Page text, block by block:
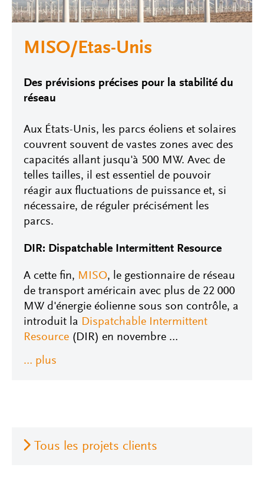
MISO/Etas-Unis
Des prévisions précises pour la stabilité du
réseau
Aux États-Unis, les parcs éoliens et solaires
couvrent souvent de vastes zones avec des
capacités allant jusqu'à 500 MW. Avec de
telles tailles, il est essentiel de pouvoir
réagir aux fluctuations de puissance et, si
nécessaire, de réguler précisément les
parcs.
DIR: Dispatchable Intermittent Resource
A cette fin, MISO, le gestionnaire de réseau
de transport américain avec plus de 22 000
MW d'énergie éolienne sous son contrôle, a
introduit la Dispatchable Intermittent
Resource (DIR) en novembre …
Tous les projets clients